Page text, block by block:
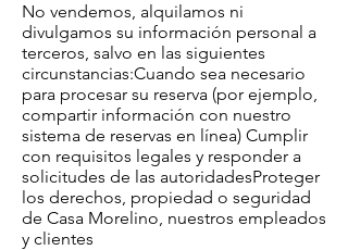
No vendemos, alquilamos ni
divulgamos su información personal a
terceros, salvo en las siguientes
circunstancias:Cuando sea necesario
para procesar su reserva (por ejemplo,
compartir información con nuestro
sistema de reservas en línea) Cumplir
con requisitos legales y responder a
solicitudes de las autoridadesProteger
los derechos, propiedad o seguridad
de Casa Morelino, nuestros empleados
y clientes